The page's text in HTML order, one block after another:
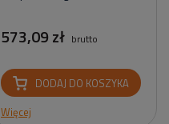
573,09 zł brutto
DODAJ DO KOSZYKA
Więcej